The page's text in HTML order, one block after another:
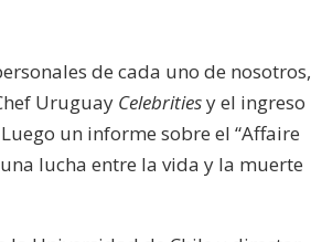
de cada uno de nosotros,
Uruguay Celebritiesy el ingreso
un informe sobre el “Affaire
lucha entre la vida y la muerte